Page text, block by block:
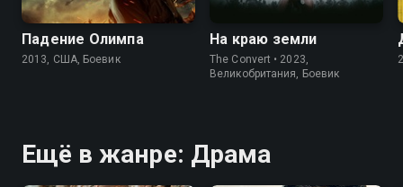
Падение Олимпа
2013, США, Боевик
На краю земли
The Convert • 2023,
Великобритания, Боевик
Ещё в жанре: Драма